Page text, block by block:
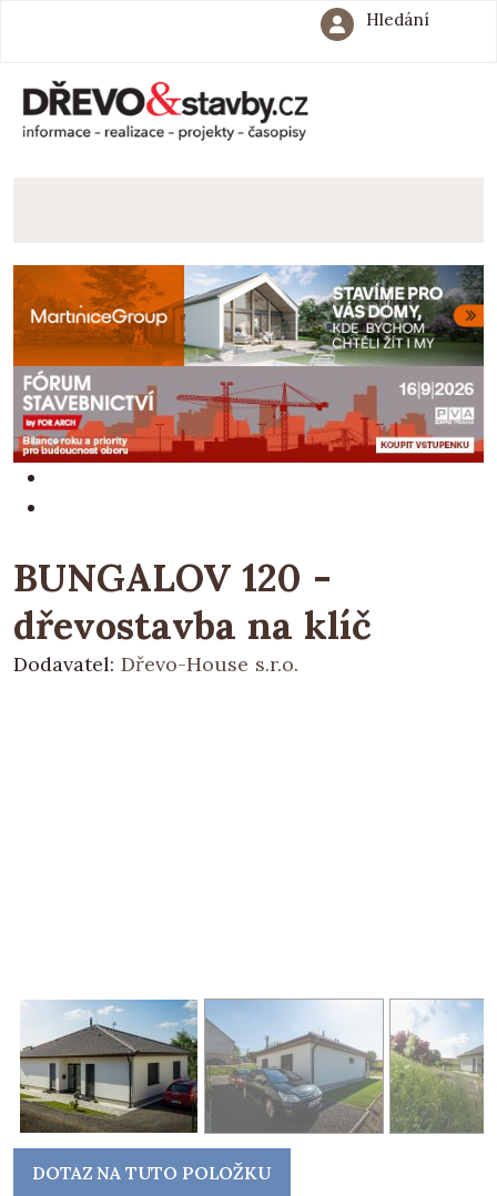
Hledání
BUNGALOV 120 -
dřevostavba na klíč
Dodavatel: Dřevo-House s.r.o.
DOTAZ NA TUTO POLOŽKU